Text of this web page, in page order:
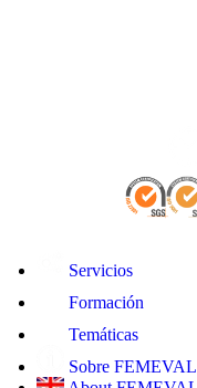
Servicios
Formación
Temáticas
Sobre FEMEVAL